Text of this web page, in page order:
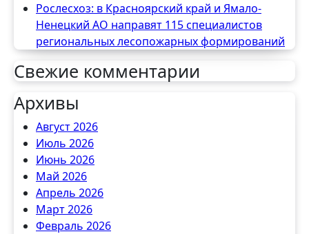
Рослесхоз: в Красноярский край и Ямало-
Ненецкий АО направят 115 специалистов
региональных лесопожарных формирований
Свежие комментарии
Архивы
Август 2026
Июль 2026
Июнь 2026
Май 2026
Апрель 2026
Март 2026
Февраль 2026